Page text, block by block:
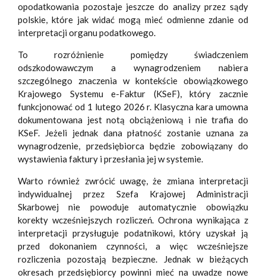
opodatkowania pozostaje jeszcze do analizy przez sądy
polskie, które jak widać mogą mieć odmienne zdanie od
interpretacji organu podatkowego.
To rozróżnienie pomiędzy świadczeniem
odszkodowawczym a wynagrodzeniem nabiera
szczególnego znaczenia w kontekście obowiązkowego
Krajowego Systemu e-Faktur (KSeF), który zacznie
funkcjonować od 1 lutego 2026 r. Klasyczna kara umowna
dokumentowana jest notą obciążeniową i nie trafia do
KSeF. Jeżeli jednak dana płatność zostanie uznana za
wynagrodzenie, przedsiębiorca będzie zobowiązany do
wystawienia faktury i przesłania jej w systemie.
Warto również zwrócić uwagę, że zmiana interpretacji
indywidualnej przez Szefa Krajowej Administracji
Skarbowej nie powoduje automatycznie obowiązku
korekty wcześniejszych rozliczeń. Ochrona wynikająca z
interpretacji przysługuje podatnikowi, który uzyskał ją
przed dokonaniem czynności, a więc wcześniejsze
rozliczenia pozostają bezpieczne. Jednak w bieżących
okresach przedsiębiorcy powinni mieć na uwadze nowe